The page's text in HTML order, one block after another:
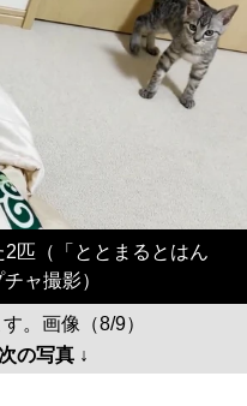
匹（「ととまるとはん
ャ撮影）
。画像（8/9）
の写真 ↓